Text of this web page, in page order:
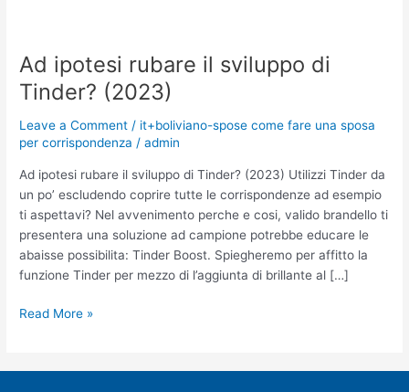
Ad ipotesi rubare il sviluppo di
Tinder? (2023)
Leave a Comment / it+boliviano-spose come fare una sposa
per corrispondenza /admin
Ad ipotesi rubare il sviluppo di Tinder? (2023) Utilizzi Tinder da
un po’ escludendo coprire tutte le corrispondenze ad esempio
ti aspettavi? Nel avvenimento perche e cosi, valido brandello ti
presentera una soluzione ad campione potrebbe educare le
abaisse possibilita: Tinder Boost. Spiegheremo per affitto la
funzione Tinder per mezzo di l’aggiunta di brillante al […]
Ad
ipotesi
rubare
il
sviluppo
Tinder?
(2023)
Read More »